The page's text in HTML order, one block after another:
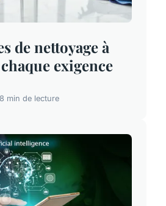
de nettoyage à
exigence
8 min de lecture